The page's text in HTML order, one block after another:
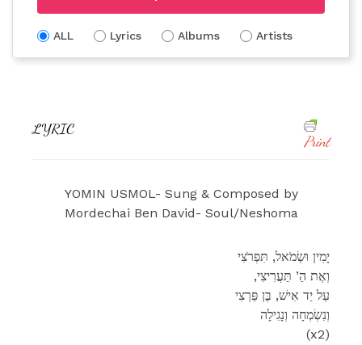
ALL Lyrics Albums Artists
LYRIC
Print
YOMIN USMOL- Sung & Composed by
Mordechai Ben David- Soul/Neshoma
יָמִין וּשְׂמֹאל, תִּפְרֹצִי
,וְאֶת הַ’ תַּעֲרִיצִי
עַל יַד אִישׁ, בֶּן פַּרְצִי
וְנִשְׂמְחָה וְנָגִילָה
(x2)